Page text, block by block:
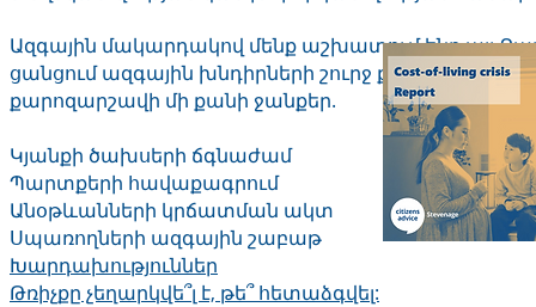
Ազգային մակարդակով մենք աշխատում ենք այլ
ցանցում ազգային խնդիրների շուրջ
քարոզարշավի մի քանի ջանքեր.
Կյանքի ծախսերի ճգնաժամ
Պարտքերի հավաքագրում
Անօթևանների կրճատման ակտ
Սպառողների ազգային շաբաթ
Խարդախություններ
Թռիչքը չեղարկվե՞լ է, թե՞ հետաձգվել: